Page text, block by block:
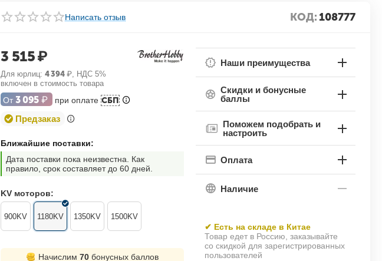
Написать отзыв КОД:108777
3 515₽
Для юрлиц: 4 394 ₽, НДС 5%
включен в стоимость товара
От 3 095 ₽ при оплате СБП
Предзаказ
Ближайшие поставки:
Дата поставки пока неизвестна. Как
правило, срок составляет до 60 дней.
KV моторов:
900KV 1180KV 1350KV 1500KV
Начислим 70бонусных баллов
Наши преимущества
Скидки и бонусные
баллы
Поможем подобрать и
настроить
Оплата
Наличие
✔ Есть на складе в Китае
Товар едет в Россию, заказывайте
со скидкой для зарегистрированных
пользователей